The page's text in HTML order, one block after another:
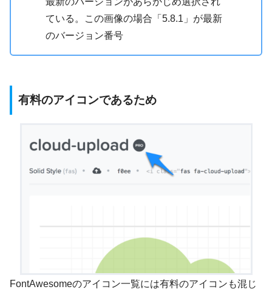
ている。この画像の場合「5.8.1」が最新
のバージョン番号
有料のアイコンであるため
FontAwesomeのアイコン一覧には有料のアイコンも混じ